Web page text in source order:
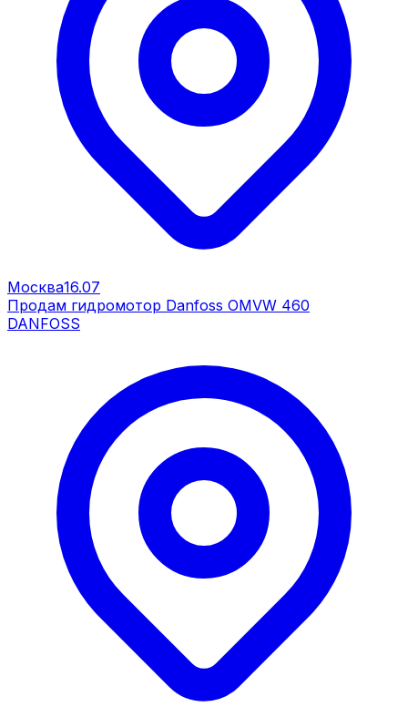
Москва16.07
Продам гидромотор Danfoss OMVW 460
DANFOSS